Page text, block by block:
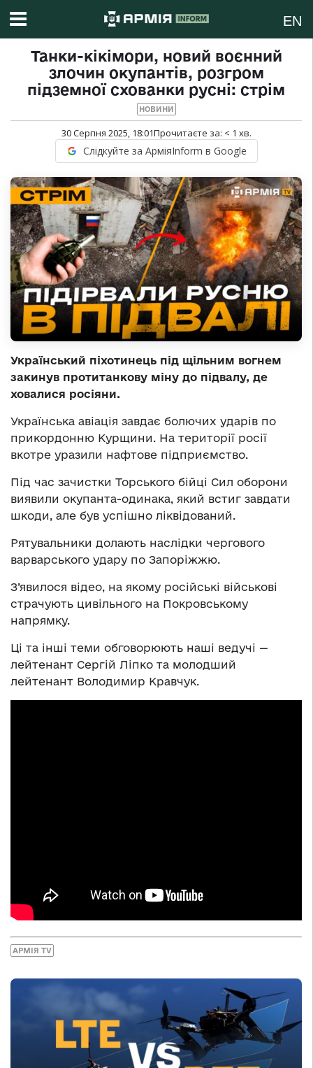
EN
Танки-кікімори, новий воєнний
злочин окупантів, розгром
підземної схованки русні: стрім
НОВИНИ
30 Серпня 2025, 18:01Прочитаєте за: < 1 хв.
Слідкуйте за АрміяInform в Google
Український піхотинець під щільним вогнем
закинув протитанкову міну до підвалу, де
ховалися росіяни.
Українська авіація завдає болючих ударів по
прикордонню Курщини. На території росії
вкотре уразили нафтове підприємство.
Під час зачистки Торського бійці Сил оборони
виявили окупанта-одинака, який встиг завдати
шкоди, але був успішно ліквідований.
Рятувальники долають наслідки чергового
варварського удару по Запоріжжю.
З’явилося відео, на якому російські військові
страчують цивільного на Покровському
напрямку.
Ці та інші теми обговорюють наші ведучі —
лейтенант Сергій Ліпко та молодший
лейтенант Володимир Кравчук.
АРМІЯ TV